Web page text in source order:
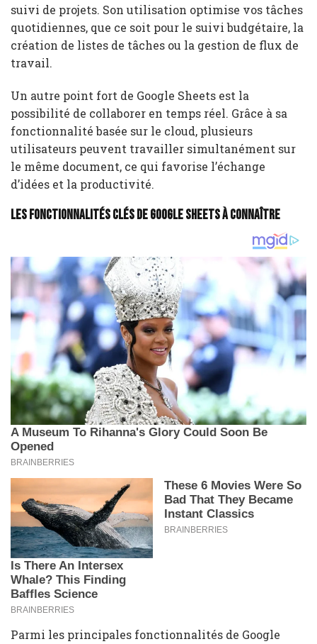
suivi de projets. Son utilisation optimise vos tâches
quotidiennes, que ce soit pour le suivi budgétaire, la
création de listes de tâches ou la gestion de flux de
travail.
Un autre point fort de Google Sheets est la
possibilité de collaborer en temps réel. Grâce à sa
fonctionnalité basée sur le cloud, plusieurs
utilisateurs peuvent travailler simultanément sur
le même document, ce qui favorise l’échange
d’idées et la productivité.
Les fonctionnalités clés de Google Sheets à connaître
Parmi les principales fonctionnalités de Google